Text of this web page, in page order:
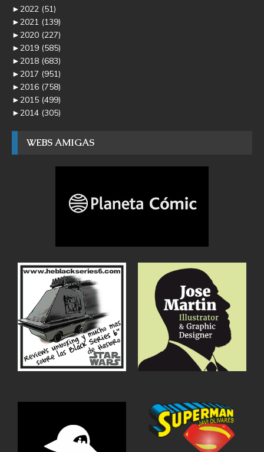
►2022 (51)
►2021 (139)
►2020 (227)
►2019 (585)
►2018 (683)
►2017 (951)
►2016 (758)
►2015 (499)
►2014 (305)
WEBS AMIGAS